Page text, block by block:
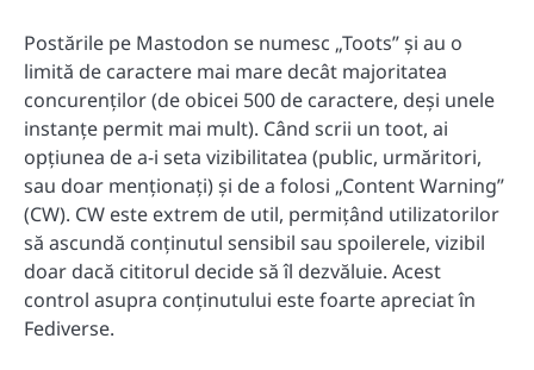
Postările pe Mastodon se numesc „Toots” și au o
limită de caractere mai mare decât majoritatea
concurenților (de obicei 500 de caractere, deși unele
instanțe permit mai mult). Când scrii un toot, ai
opțiunea de a-i seta vizibilitatea (public, urmăritori,
sau doar menționați) și de a folosi „Content Warning”
(CW). CW este extrem de util, permițând utilizatorilor
să ascundă conținutul sensibil sau spoilerele, vizibil
doar dacă cititorul decide să îl dezvăluie. Acest
control asupra conținutului este foarte apreciat în
Fediverse.